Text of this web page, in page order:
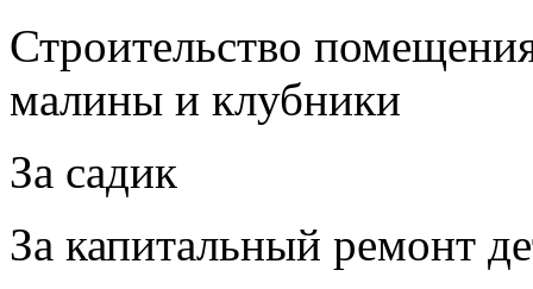
Строительство
малины и клубники
За садик
За капитальный ремонт